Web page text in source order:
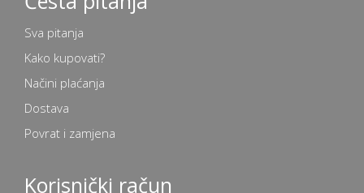
Sva pitanja
Kako kupovati?
Načini plaćanja
Dostava
Povrat i zamjena
Korisnički račun